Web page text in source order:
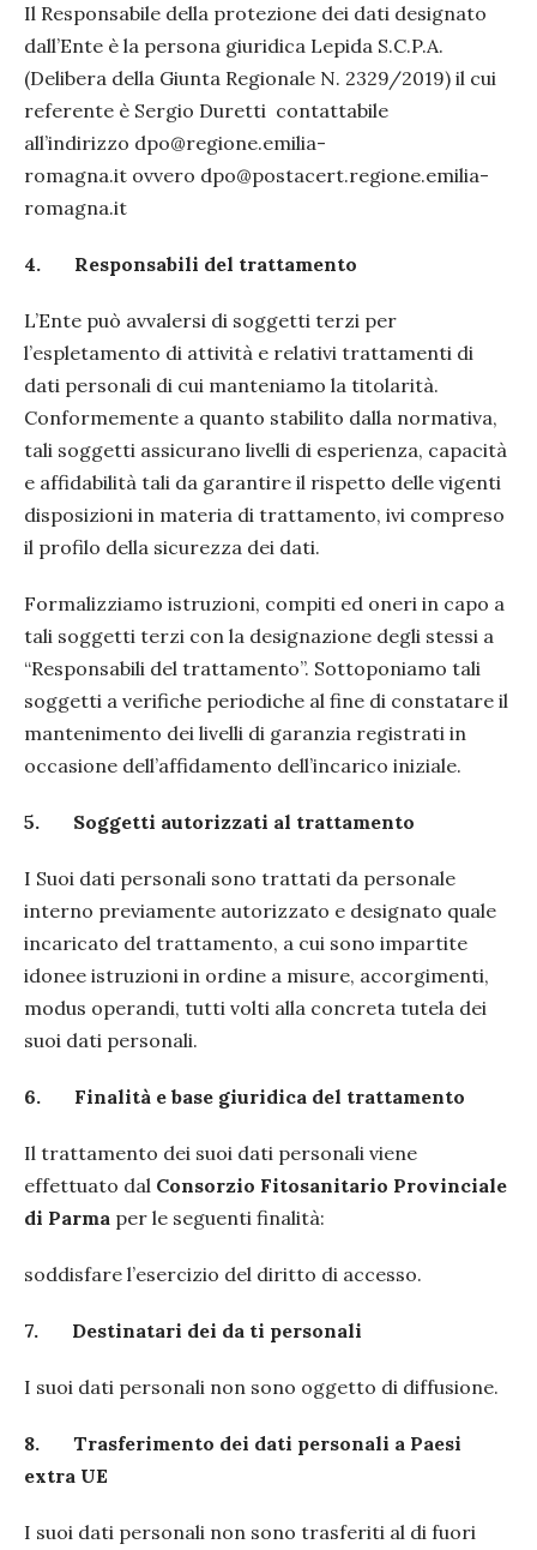
Il Responsabile della protezione dei dati designato
dall’Ente è la persona giuridica Lepida S.C.P.A.
(Delibera della Giunta Regionale N. 2329/2019) il cui
referente è Sergio Duretti contattabile
all’indirizzo dpo@regione.emilia-
romagna.it ovvero dpo@postacert.regione.emilia-
romagna.it
4. Responsabili del trattamento
L’Ente può avvalersi di soggetti terzi per
l’espletamento di attività e relativi trattamenti di
dati personali di cui manteniamo la titolarità.
Conformemente a quanto stabilito dalla normativa,
tali soggetti assicurano livelli di esperienza, capacità
e affidabilità tali da garantire il rispetto delle vigenti
disposizioni in materia di trattamento, ivi compreso
il profilo della sicurezza dei dati.
Formalizziamo istruzioni, compiti ed oneri in capo a
tali soggetti terzi con la designazione degli stessi a
“Responsabili del trattamento”. Sottoponiamo tali
soggetti a verifiche periodiche al fine di constatare il
mantenimento dei livelli di garanzia registrati in
occasione dell’affidamento dell’incarico iniziale.
5. Soggetti autorizzati al trattamento
I Suoi dati personali sono trattati da personale
interno previamente autorizzato e designato quale
incaricato del trattamento, a cui sono impartite
idonee istruzioni in ordine a misure, accorgimenti,
modus operandi, tutti volti alla concreta tutela dei
suoi dati personali.
6. Finalità e base giuridica del trattamento
Il trattamento dei suoi dati personali viene
effettuato dal Consorzio Fitosanitario Provinciale
di Parma per le seguenti finalità:
soddisfare l’esercizio del diritto di accesso.
7. Destinatari dei da ti personali
I suoi dati personali non sono oggetto di diffusione.
8. Trasferimento dei dati personali a Paesi
extra UE
I suoi dati personali non sono trasferiti al di fuori